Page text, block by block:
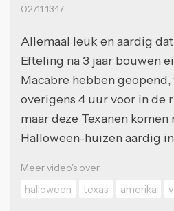
02/11 13:17
Allemaal leuk en aardig
Efteling na 3 jaar bouwen
Macabre hebben
overigens 4 uur voor in de
maar deze Texanen
Halloween-huizen aardig
Meer video's over
halloween
texas amerika